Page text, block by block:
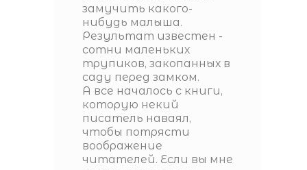
замучить какого-
нибудь малыша.
Результат известен -
сотни маленьких
трупиков, закопанных в
саду перед замком.
А все началось с книги,
которую некий
писатель наваял,
чтобы потрясти
воображение
читателей. Если вы мне